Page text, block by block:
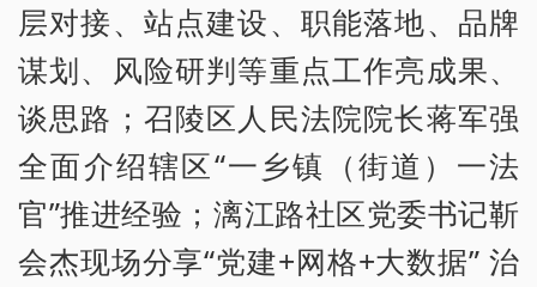
层对接、站点建设、职能落地、品牌
谋划、风险研判等重点工作亮成果、
谈思路；召陵区人民法院院长蒋军强
全面介绍辖区“一乡镇（街道）一法
官”推进经验；漓江路社区党委书记靳
会杰现场分享“党建+网格+大数据” 治